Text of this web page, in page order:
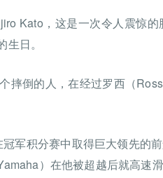
Kato，这是一次令人震惊
日。
摔倒的人，在经过罗西（
军积分赛中取得巨大领先的
）在他被超越后就高速